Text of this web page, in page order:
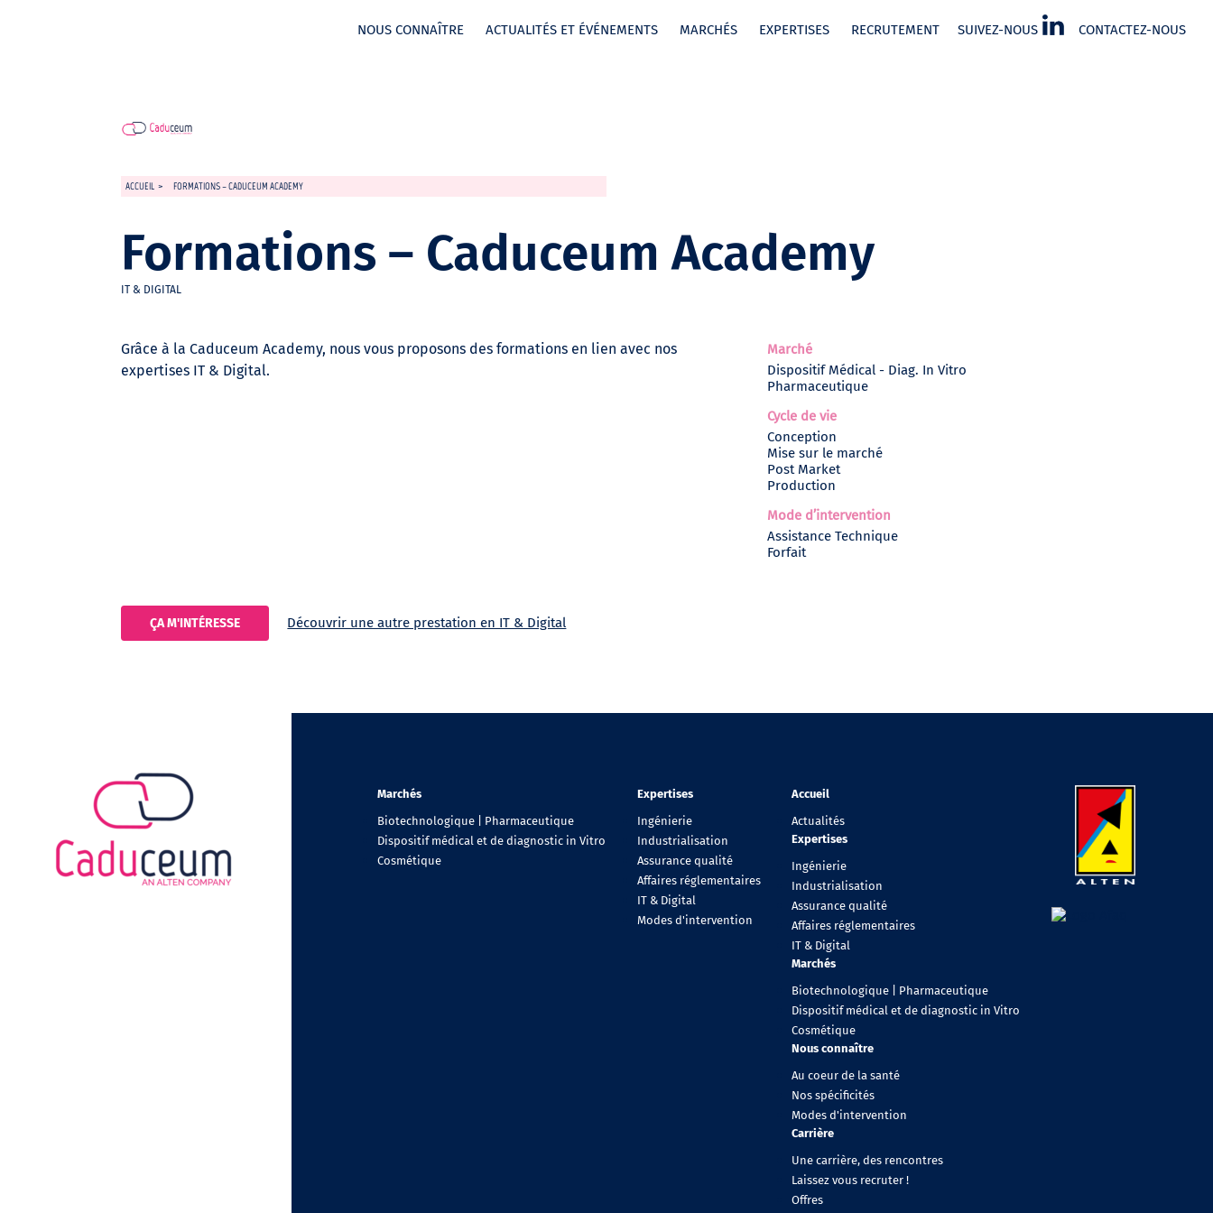
NOUS CONNAÎTRE ACTUALITÉS ET ÉVÉNEMENTS MARCHÉS EXPERTISES RECRUTEMENT SUIVEZ-NOUS CONTACTEZ-NOUS
ACCUEIL > FORMATIONS – CADUCEUM ACADEMY
Formations – Caduceum Academy
IT & DIGITAL
Grâce à la Caduceum Academy, nous vous proposons des formations en lien avec nos
expertises IT & Digital.
Marché
Dispositif Médical - Diag. In Vitro
Pharmaceutique
Cycle de vie
Conception
Mise sur le marché
Post Market
Production
Mode d’intervention
Assistance Technique
Forfait
ÇA M'INTÉRESSE Découvrir une autre prestation en IT & Digital
Marchés
Biotechnologique | Pharmaceutique
Dispositif médical et de diagnostic in Vitro
Cosmétique
Expertises
Ingénierie
Industrialisation
Assurance qualité
Affaires réglementaires
IT & Digital
Modes d'intervention
Accueil
Actualités
Expertises
Ingénierie
Industrialisation
Assurance qualité
Affaires réglementaires
IT & Digital
Marchés
Biotechnologique | Pharmaceutique
Dispositif médical et de diagnostic in Vitro
Cosmétique
Nous connaître
Au coeur de la santé
Nos spécificités
Modes d'intervention
Carrière
Une carrière, des rencontres
Laissez vous recruter !
Offres